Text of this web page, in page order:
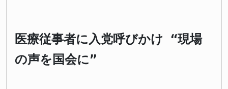
医療従事者に入党呼びかけ “現場
の声を国会に”